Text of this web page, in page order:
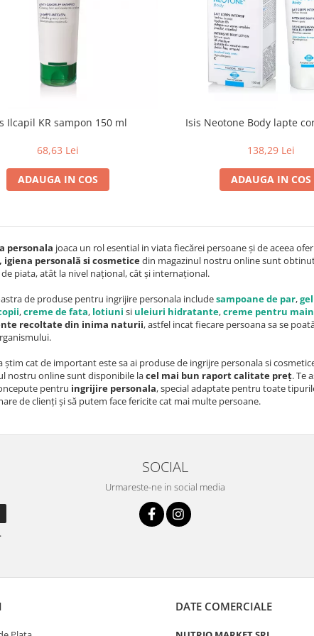
Ilcapil KR sampon 150 ml
68,63 Lei
ADAUGA IN COS
Isis Neotone Body lapte
138,29 Lei
ADAUGA IN COS
personala joaca un rol esential in viata fiecărei persoane și de aceea
personală si cosmeticedin magazinul nostru online sunt
piata, atât la nivel național, cât și internațional.
de produse pentru ingrijire personala includesampoane de par,
,creme de fata, lotiuni si uleiuri hidratante,creme pentru
recoltate din inima naturii, astfel incat fiecare persoana sa se
știm cat de important este sa ai produse de ingrijre personala si
nostru online sunt disponibile lacel mai bun raport calitate preț. Te
pentru ingrijire personala, special adaptate pentru toate
de clienți și să putem face fericite cat mai multe persoane.
SOCIAL
Urmareste-ne in social media
DATE COMERCIALE